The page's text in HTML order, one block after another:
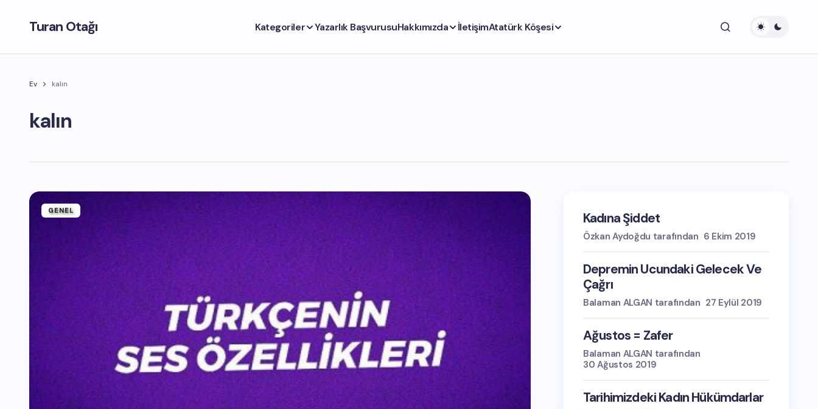
Turan Otağı Kategoriler Yazarlık BaşvurusuHakkımızda İletişimAtatürk Köşesi
Ev kalın
kalın
GENEL Kadına Şiddet
Özkan Aydoğdu tarafından 6 Ekim 2019
Depremin Ucundaki Gelecek Ve
Çağrı
Balaman ALGAN tarafından 27 Eylül 2019
Ağustos = Zafer
Balaman ALGAN tarafından
30 Ağustos 2019
Tarihimizdeki Kadın Hükümdarlar